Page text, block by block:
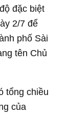
đặc biệt
2/7 để
phố Sài
tên Chủ
tổng chiều
của